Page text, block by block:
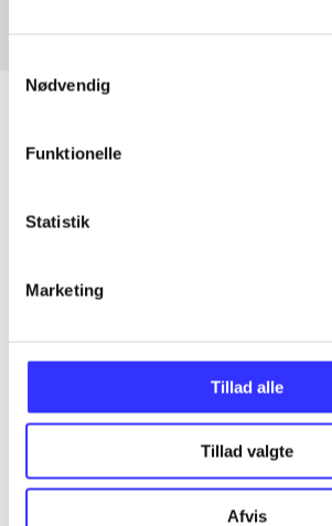
Nødvendig
Funktionelle
Statistik
Marketing
Tillad alle
Tillad valgte
Afvis
...
...